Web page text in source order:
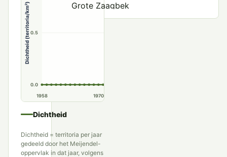
0.0
0.5
Dichtheid (territoria/km²)
1958 1970
Dichtheid
Dichtheid = territoria per jaar
gedeeld door het Meijendel-
oppervlak in dat jaar, volgens
Grote Zaagbek
Koningseider
Krakeend
Kuifeend